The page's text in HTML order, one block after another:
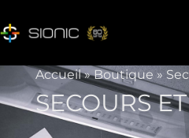
Accueil»Boutique »
SECOURS